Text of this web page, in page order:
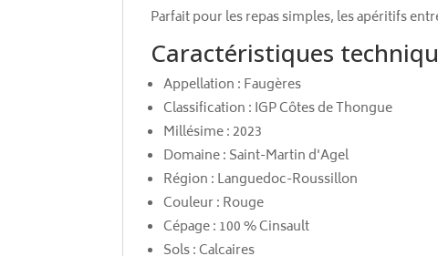
Parfait pour les repas simples, les apéritifs
Caractéristiques
Appellation : Faugères
Classification : IGP Côtes de Thongue
Millésime : 2023
Domaine : Saint-Martin d'Agel
Région : Languedoc-Roussillon
Couleur : Rouge
Cépage : 100 % Cinsault
Sols : Calcaires